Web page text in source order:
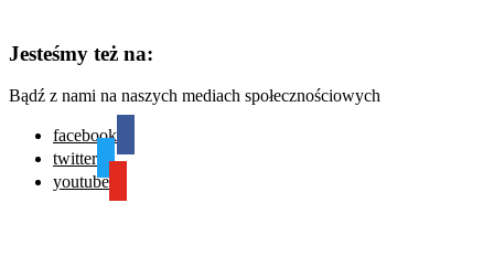
Jesteśmy też na:
Bądź z nami na naszych mediach społecznościowych
facebook
twitter
youtube